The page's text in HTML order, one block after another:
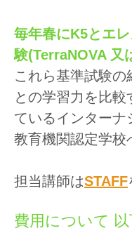
毎年春にK5とエ
験(TerraNOVA 又
これら基準試験
との学習力を比
ているインター
教育機関認定学校
担当講師はSTAFF
費用について